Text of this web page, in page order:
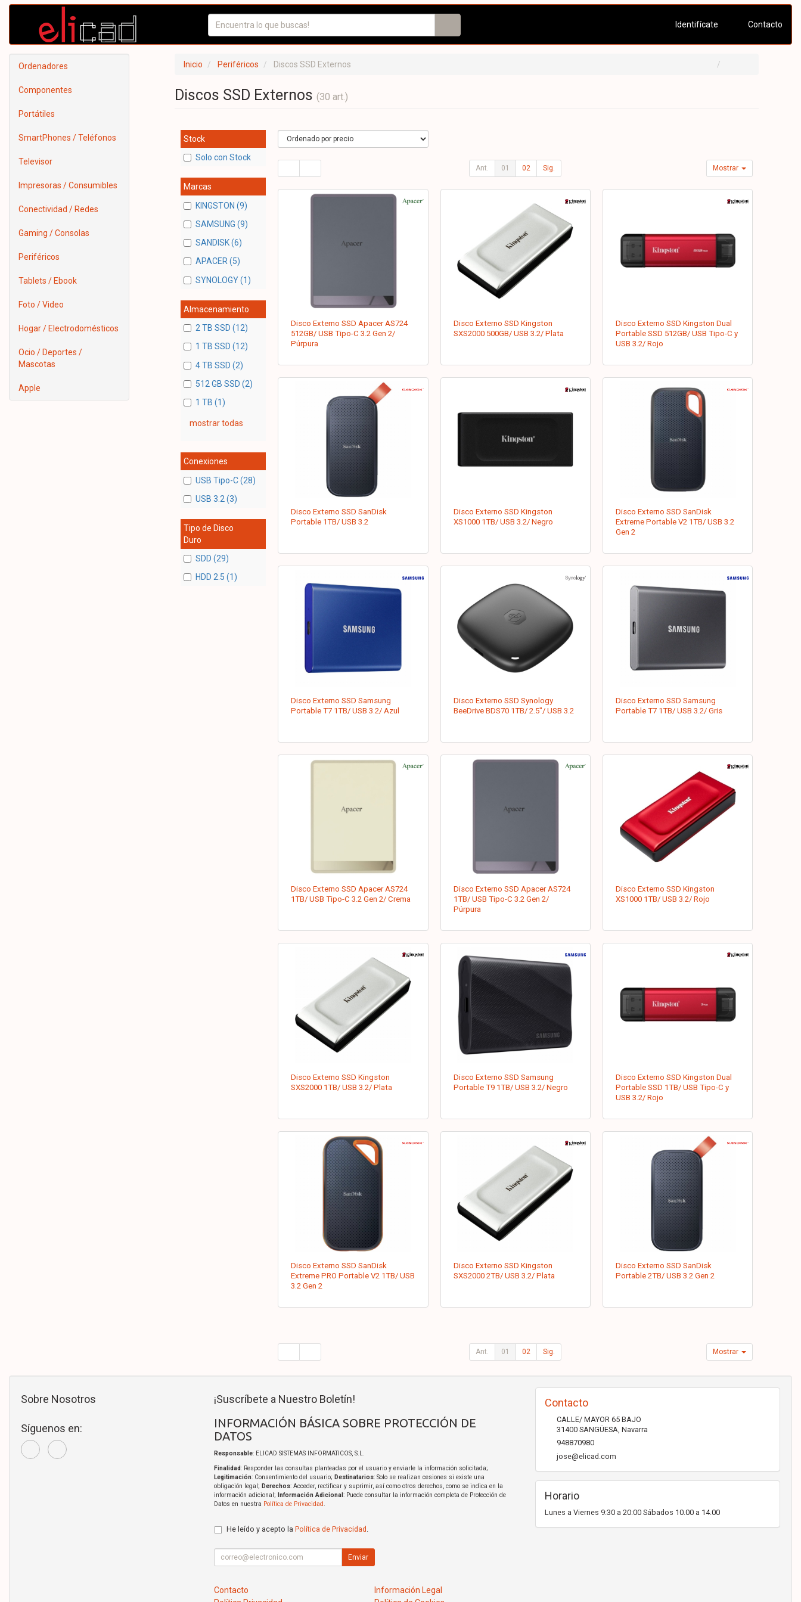
Identifícate Contacto
Ordenadores
Componentes
Portátiles
SmartPhones / Teléfonos
Televisor
Impresoras / Consumibles
Conectividad / Redes
Gaming / Consolas
Periféricos
Tablets / Ebook
Foto / Video
Hogar / Electrodomésticos
Ocio / Deportes /
Mascotas
Apple
Inicio Periféricos Discos SSD Externos
Discos SSD Externos (30 art.)
Stock
Solo con Stock
Marcas
KINGSTON (9)
SAMSUNG (9)
SANDISK (6)
APACER (5)
SYNOLOGY (1)
Almacenamiento
2 TB SSD (12)
1 TB SSD (12)
4 TB SSD (2)
512 GB SSD (2)
1 TB (1)
mostrar todas
Conexiones
USB Tipo-C (28)
USB 3.2 (3)
Tipo de Disco
Duro
SDD (29)
HDD 2.5 (1)
Ant. 01 02 Sig. Mostrar
Disco Externo SSD Apacer AS724
512GB/ USB Tipo-C 3.2 Gen 2/
Púrpura
Disco Externo SSD Kingston
SXS2000 500GB/ USB 3.2/ Plata
Disco Externo SSD Kingston Dual
Portable SSD 512GB/ USB Tipo-C y
USB 3.2/ Rojo
Disco Externo SSD SanDisk
Portable 1TB/ USB 3.2
Disco Externo SSD Kingston
XS1000 1TB/ USB 3.2/ Negro
Disco Externo SSD SanDisk
Extreme Portable V2 1TB/ USB 3.2
Gen 2
Disco Externo SSD Samsung
Portable T7 1TB/ USB 3.2/ Azul
Disco Externo SSD Synology
BeeDrive BDS70 1TB/ 2.5"/ USB 3.2
Disco Externo SSD Samsung
Portable T7 1TB/ USB 3.2/ Gris
Disco Externo SSD Apacer AS724
1TB/ USB Tipo-C 3.2 Gen 2/ Crema
Disco Externo SSD Apacer AS724
1TB/ USB Tipo-C 3.2 Gen 2/
Púrpura
Disco Externo SSD Kingston
XS1000 1TB/ USB 3.2/ Rojo
Disco Externo SSD Kingston
SXS2000 1TB/ USB 3.2/ Plata
Disco Externo SSD Samsung
Portable T9 1TB/ USB 3.2/ Negro
Disco Externo SSD Kingston Dual
Portable SSD 1TB/ USB Tipo-C y
USB 3.2/ Rojo
Disco Externo SSD SanDisk
Extreme PRO Portable V2 1TB/ USB
3.2 Gen 2
Disco Externo SSD Kingston
SXS2000 2TB/ USB 3.2/ Plata
Disco Externo SSD SanDisk
Portable 2TB/ USB 3.2 Gen 2
Ant. 01 02 Sig. Mostrar
Sobre Nosotros
Síguenos en:
¡Suscríbete a Nuestro Boletín!
INFORMACIÓN BÁSICA SOBRE PROTECCIÓN DE
DATOS
Responsable: ELICAD SISTEMAS INFORMATICOS, S.L.
Finalidad: Responder las consultas planteadas por el usuario y enviarle la información solicitada;
Legitimación: Consentimiento del usuario; Destinatarios: Solo se realizan cesiones si existe una
obligación legal; Derechos: Acceder, rectificar y suprimir, así como otros derechos, como se indica en la
información adicional;
Información Adicional : Puede consultar la información completa de Protección de
Datos en nuestra Política de Privacidad
He leído y acepto la Política de Privacidad .
Enviar
Contacto
Información Legal
Contacto
CALLE/ MAYOR 65 BAJO
31400 SANGÜESA, Navarra
948870980
jose@elicad.com
Horario
Lunes a Viernes 9:30 a 20:00 Sábados 10.00 a 14.00